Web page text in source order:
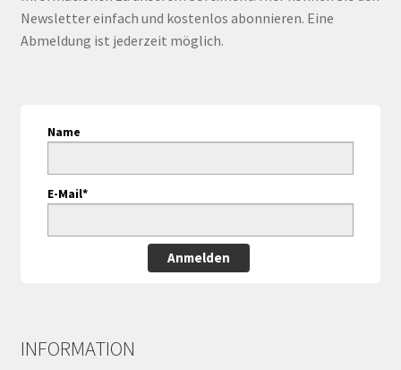
Newsletter einfach und kostenlos abonnieren. Eine
Abmeldung ist jederzeit möglich.
Name
E-Mail*
Anmelden
INFORMATION